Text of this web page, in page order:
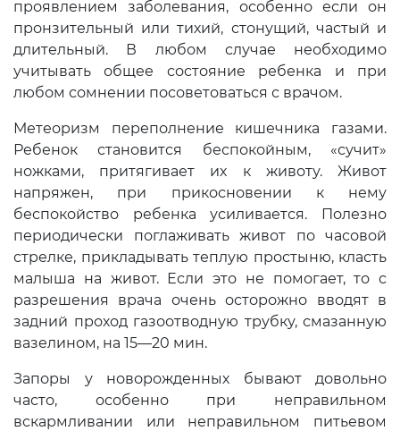
проявлением заболевания, особенно если он
пронзительный или тихий, стонущий, частый и
длительный. В любом случае необходимо
учитывать общее состояние ребенка и при
любом сомнении посоветоваться с врачом.
Метеоризм переполнение кишечника газами.
Ребенок становится беспокойным, «сучит»
ножками, притягивает их к животу. Живот
напряжен, при прикосновении к нему
беспокойство ребенка усиливается. Полезно
периодически поглаживать живот по часовой
стрелке, прикладывать теплую простыню, класть
малыша на живот. Если это не помогает, то с
разрешения врача очень осторожно вводят в
задний проход газоотводную трубку, смазанную
вазелином, на 15—20 мин.
Запоры у новорожденных бывают довольно
часто, особенно при неправильном
вскармливании или неправильном питьевом